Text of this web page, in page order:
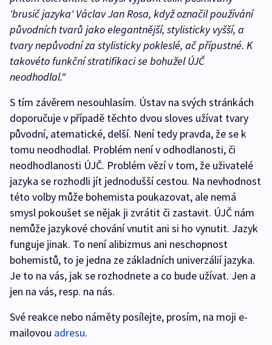
'brusič jazyka' Václav Jan Rosa, když označil používání
původních tvarů jako elegantnější, stylisticky vyšší, a
tvary nepůvodní za stylisticky pokleslé, ač přípustné. K
takovéto funkční stratifikaci se bohužel ÚJČ
neodhodlal.“
S tím závěrem nesouhlasím. Ústav na svých stránkách
doporučuje v případě těchto dvou sloves užívat tvary
původní, atematické, delší. Není tedy pravda, že se k
tomu neodhodlal. Problém není v odhodlanosti, či
neodhodlanosti ÚJČ. Problém vězí v tom, že uživatelé
jazyka se rozhodli jít jednodušší cestou. Na nevhodnost
této volby může bohemista poukazovat, ale nemá
smysl pokoušet se nějak ji zvrátit či zastavit. ÚJČ nám
nemůže jazykové chování vnutit ani si ho vynutit. Jazyk
funguje jinak. To není alibizmus ani neschopnost
bohemistů, to je jedna ze základních univerzálií jazyka.
Je to na vás, jak se rozhodnete a co bude užívat. Jen a
jen na vás, resp. na nás.
Své reakce nebo náměty posílejte, prosím, na moji e-
mailovou adresu.